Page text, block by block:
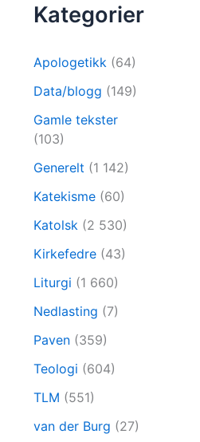
Kategorier
Apologetikk (64)
Data/blogg (149)
Gamle tekster
(103)
Generelt (1 142)
Katekisme (60)
Katolsk (2 530)
Kirkefedre (43)
Liturgi (1 660)
Nedlasting (7)
Paven (359)
Teologi (604)
TLM (551)
van der Burg (27)